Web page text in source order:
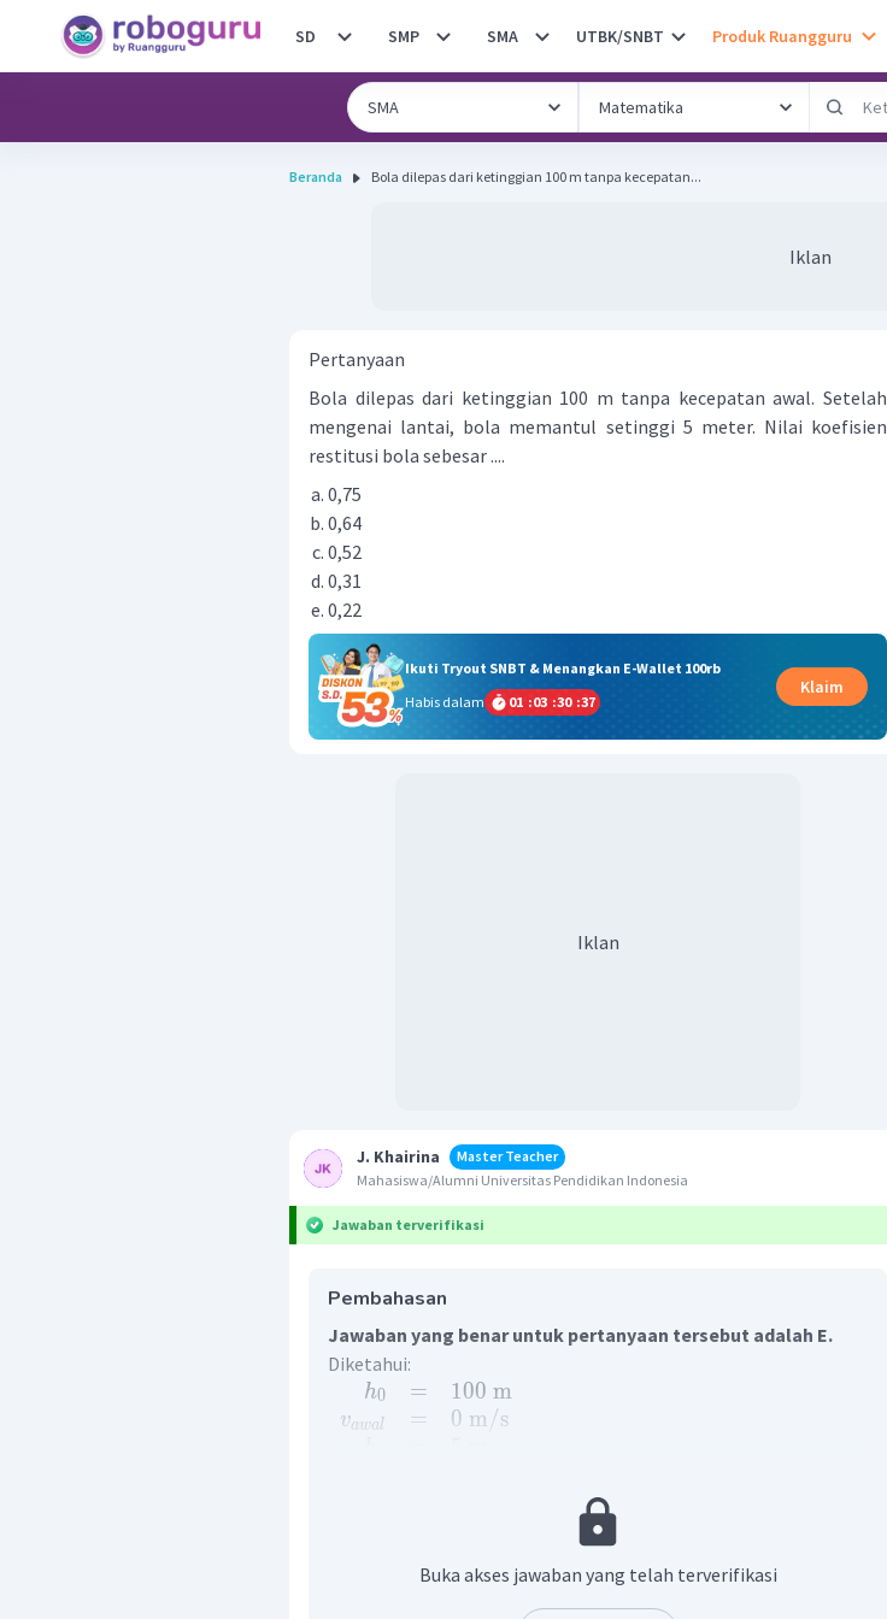
SD SMP SMA UTBK/SNBT Produk Ruangguru
Beranda Bola dilepas dari ketinggian 100 m tanpa kecepatan...
Iklan
Pertanyaan
Bola dilepas dari ketinggian 100 m tanpa kecepatan awal. Setelah
mengenai lantai, bola memantul setinggi 5 meter. Nilai koefisien
restitusi bola sebesar ....
0,75
0,64
0,52
0,31
0,22
Ikuti Tryout SNBT & Menangkan E-Wallet 100rb
Habis dalam
01 :03 :30 :36
Klaim
Iklan
J. Khairina
Master Teacher
Mahasiswa/Alumni Universitas Pendidikan Indonesia
Jawaban terverifikasi
Pembahasan
Jawaban yang benar untuk pertanyaan tersebut adalah E.
Diketahui:
h0
va wal
=
=
100 m
0 m/s
Pada peristiwa gerak jatuh bebas seperti pada soal merupakan
jenis tumbukan lenting sebagian. Berdasarkan persamaan pada
gerak jatuh bebas, kecepatan bola sebelum dan sesudah
Buka akses jawaban yang telah terverifikasi